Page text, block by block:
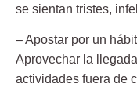
se sientan tristes,
– Apostar por un
Aprovechar la
actividades fuera de